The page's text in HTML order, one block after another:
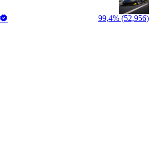
99,4% (52,956)